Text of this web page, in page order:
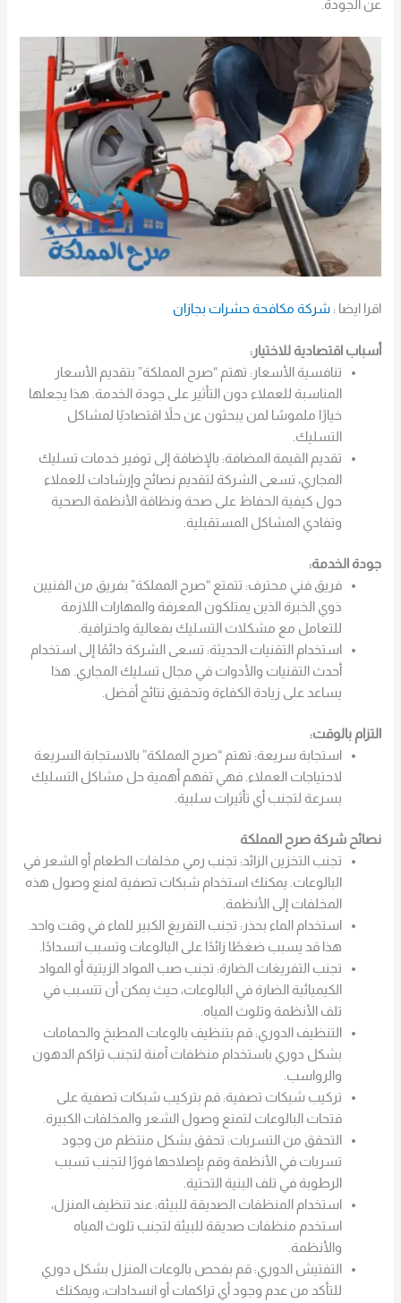
عن الجودة.
اقرا ايضا :شركة مكافحة حشرات بجازان
أسباب اقتصادية للاختيار:
تنافسية الأسعار: تهتم “صرح المملكة” بتقديم الأسعار
المناسبة للعملاء دون التأثير على جودة الخدمة. هذا يجعلها
خيارًا ملموسًا لمن يبحثون عن حلاً اقتصاديًا لمشاكل
التسليك.
تقديم القيمة المضافة: بالإضافة إلى توفير خدمات تسليك
المجاري، تسعى الشركة لتقديم نصائح وإرشادات للعملاء
حول كيفية الحفاظ على صحة ونظافة الأنظمة الصحية
وتفادي المشاكل المستقبلية.
جودة الخدمة:
فريق فني محترف: تتمتع “صرح المملكة” بفريق من الفنيين
ذوي الخبرة الذين يمتلكون المعرفة والمهارات اللازمة
للتعامل مع مشكلات التسليك بفعالية واحترافية.
استخدام التقنيات الحديثة: تسعى الشركة دائمًا إلى استخدام
أحدث التقنيات والأدوات في مجال تسليك المجاري. هذا
يساعد على زيادة الكفاءة وتحقيق نتائج أفضل.
التزام بالوقت:
استجابة سريعة: تهتم “صرح المملكة” بالاستجابة السريعة
لاحتياجات العملاء. فهي تفهم أهمية حل مشاكل التسليك
بسرعة لتجنب أي تأثيرات سلبية.
نصائح شركة صرح المملكة
تجنب التخزين الزائد: تجنب رمي مخلفات الطعام أو الشعر في
البالوعات. يمكنك استخدام شبكات تصفية لمنع وصول هذه
المخلفات إلى الأنظمة.
استخدام الماء بحذر: تجنب التفريغ الكبير للماء في وقت واحد.
هذا قد يسبب ضغطًا زائدًا على البالوعات وتسبب انسدادًا.
تجنب التفريغات الضارة: تجنب صب المواد الزيتية أو المواد
الكيميائية الضارة في البالوعات، حيث يمكن أن تتسبب في
تلف الأنظمة وتلوث المياه.
التنظيف الدوري: قم بتنظيف بالوعات المطبخ والحمامات
بشكل دوري باستخدام منظفات آمنة لتجنب تراكم الدهون
والرواسب.
تركيب شبكات تصفية: قم بتركيب شبكات تصفية على
فتحات البالوعات لتمنع وصول الشعر والمخلفات الكبيرة.
التحقق من التسربات: تحقق بشكل منتظم من وجود
تسربات في الأنظمة وقم بإصلاحها فورًا لتجنب تسبب
الرطوبة في تلف البنية التحتية.
استخدام المنظفات الصديقة للبيئة: عند تنظيف المنزل،
استخدم منظفات صديقة للبيئة لتجنب تلوث المياه
والأنظمة.
التفتيش الدوري: قم بفحص بالوعات المنزل بشكل دوري
للتأكد من عدم وجود أي تراكمات أو انسدادات، ويمكنك